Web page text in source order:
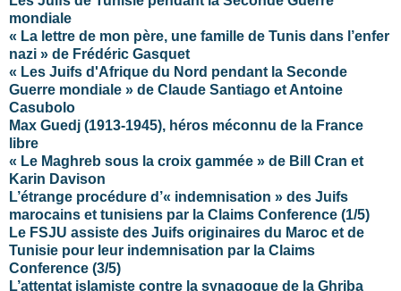
mondiale
« La lettre de mon père, une famille de Tunis dans l’enfer
nazi » de Frédéric Gasquet
« Les Juifs d'Afrique du Nord pendant la Seconde
Guerre mondiale » de Claude Santiago et Antoine
Casubolo
Max Guedj (1913-1945), héros méconnu de la France
libre
« Le Maghreb sous la croix gammée » de Bill Cran et
Karin Davison
L’étrange procédure d’« indemnisation » des Juifs
marocains et tunisiens par la Claims Conference (1/5)
Le FSJU assiste des Juifs originaires du Maroc et de
Tunisie pour leur indemnisation par la Claims
Conference (3/5)
L’attentat islamiste contre la synagogue de la Ghriba